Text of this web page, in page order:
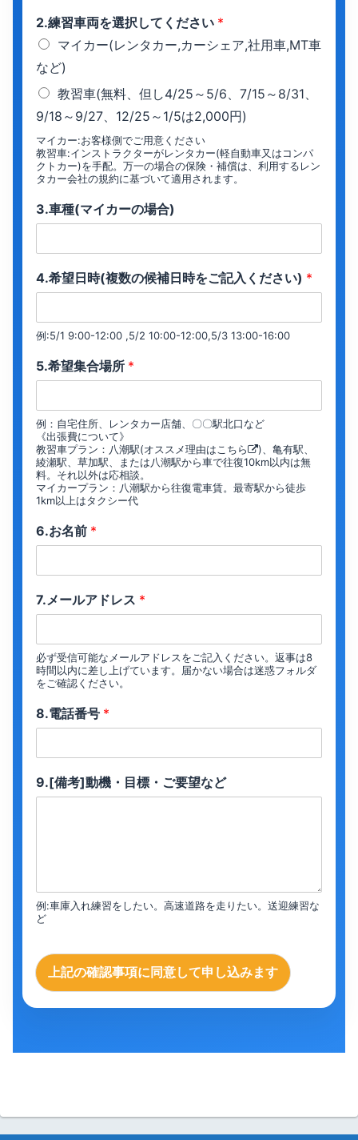
2.練習車両を選択してください *
マイカー(レンタカー,カーシェア,社用車,MT車
など)
教習車(無料、但し4/25～5/6、7/15～8/31、
9/18～9/27、12/25～1/5は2,000円)
マイカー:お客様側でご用意ください
教習車:インストラクターがレンタカー(軽自動車又はコンパ
クトカー)を手配。万一の場合の保険・補償は、利用するレン
タカー会社の規約に基づいて適用されます。
3.車種(マイカーの場合)
4.希望日時(複数の候補日時をご記入ください) *
例:5/1 9:00-12:00 ,5/2 10:00-12:00,5/3 13:00-16:00
5.希望集合場所 *
例：自宅住所、レンタカー店舗、〇〇駅北口など
《出張費について》
教習車プラン：八潮駅(オススメ理由は こちら
)、亀有駅、
綾瀬駅、草加駅、または八潮駅から車で往復10km以内は無
料。それ以外は応相談。
マイカープラン：八潮駅から往復電車賃。最寄駅から徒歩
1km以上はタクシー代
6.お名前 *
7.メールアドレス *
必ず受信可能なメールアドレスをご記入ください。返事は8
時間以内に差し上げています。届かない場合は迷惑フォルダ
をご確認ください。
8.電話番号 *
9.[備考]動機・目標・ご要望など
例:車庫入れ練習をしたい。高速道路を走りたい。送迎練習な
ど
上記の確認事項に同意して申し込みます